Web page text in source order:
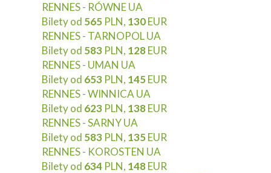
RENNES - RÓWNE UA
Bilety od 565 PLN, 130EUR
RENNES - TARNOPOL UA
Bilety od 583 PLN, 128EUR
RENNES - UMAN UA
Bilety od 653 PLN, 145EUR
RENNES - WINNICA UA
Bilety od 623 PLN, 138EUR
RENNES - SARNY UA
Bilety od 583 PLN, 135EUR
RENNES - KOROSTEN UA
Bilety od 634 PLN, 148EUR